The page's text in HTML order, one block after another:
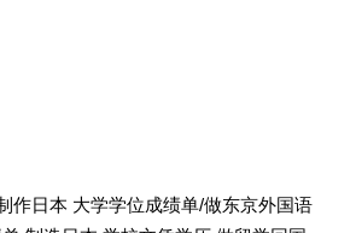
作日本 大学学位成绩单/做东京外国语